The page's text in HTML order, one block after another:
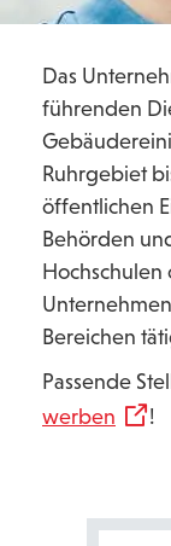
Das
führenden
Ruhrgebiet
öffentlichen
Behörden
Hochschulen
Bereichen
Passende
werben
!